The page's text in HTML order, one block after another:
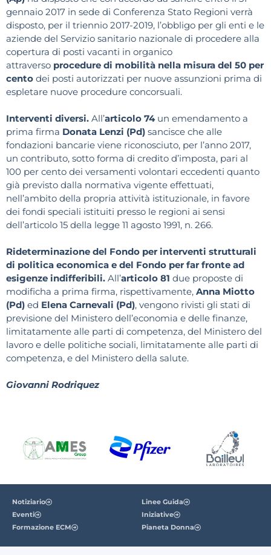
gennaio 2017 in sede di Conferenza Stato Regioni verrà
disposto, per il triennio 2017-2019, l’obbligo per gli enti e le
aziende del Servizio sanitario nazionale di procedere alla
copertura di posti vacanti in organico
attraverso procedure di mobilità nella misura del 50 per
cento dei posti autorizzati per nuove assunzioni prima di
espletare nuove procedure concorsuali.
Interventi diversi. All’articolo 74 un emendamento a
prima firma Donata Lenzi (Pd) sancisce che alle
fondazioni bancarie viene riconosciuto, per l’anno 2017,
un contributo, sotto forma di credito d’imposta, pari al
100 per cento dei versamenti volontari eccedenti quanto
già previsto dalla normativa vigente effettuati,
nell’ambito della propria attività istituzionale, in favore
dei fondi speciali istituiti presso le regioni ai sensi
dell’articolo 15 della legge 11 agosto 1991, n. 266.
Rideterminazione del Fondo per interventi strutturali
di politica economica e del Fondo per far fronte ad
esigenze indifferibili. All’articolo 81 due proposte di
modificha a prima firma, rispettivamente, Anna Miotto
(Pd) ed Elena Carnevali (Pd), vengono rivisti gli stati di
previsione del Ministero dell’economia e delle finanze,
limitatamente alle parti di competenza, del Ministero del
lavoro e delle politiche sociali, limitatamente alle parti di
competenza, e del Ministero della salute.
Giovanni Rodriquez
Notiziario
Eventi
Formazione ECM
Linee Guida
Iniziative
Pianeta Donna